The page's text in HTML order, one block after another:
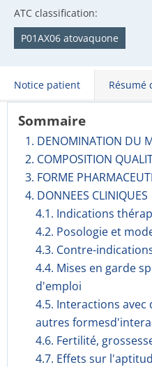
ATC classification:
P01AX06 atovaquone
Notice patient Résumé
Sommaire
1. DENOMINATION DU
2. COMPOSITION
3. FORME
4. DONNEES CLINIQUES
4.1. Indications
4.2. Posologie et
4.3. Contre-
4.4. Mises en garde
d'emploi
4.5. Interactions
autres
4.6. Fertilité,
4.7. Effets sur